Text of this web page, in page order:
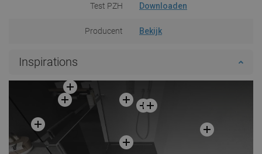
Test PZH Downloaden
Producent Bekijk
Inspirations